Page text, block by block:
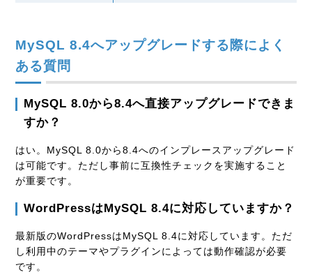
MySQL 8.4へアップグレードする際によく
ある質問
MySQL 8.0から8.4へ直接アップグレードできま
すか？
はい。MySQL 8.0から8.4へのインプレースアップグレード
は可能です。ただし事前に互換性チェックを実施すること
が重要です。
WordPressはMySQL 8.4に対応していますか？
最新版のWordPressはMySQL 8.4に対応しています。ただ
し利用中のテーマやプラグインによっては動作確認が必要
です。